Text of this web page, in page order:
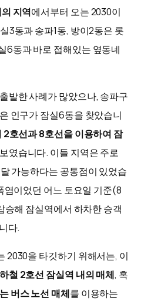
지역에서부터 오는 2030이
3동과 송파1동, 방이2동은 롯
6동과 바로 접해있는 옆동네
발한 사례가 많았으나, 송파구
인구가 잠실6동을 찾았습니
2호선과 8호선을 이용하여 잠
였습니다. 이들 지역은 주로
가능하다는 공통점이 있었습
염이었던 어느 토요일 기준(8
승해 잠실역에서 하차한 승객
다.
2030을 타깃하기 위해서는, 이
철 2호선 잠실역 내의 매체, 혹
버스 노선 매체를 이용하는